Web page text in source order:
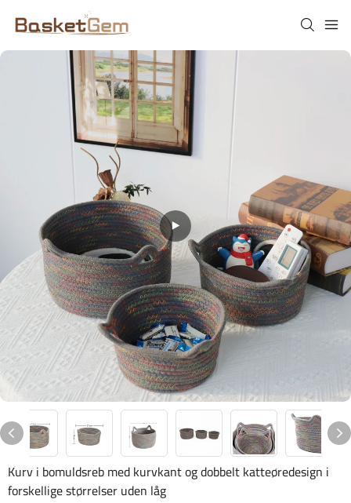
Kurv i bomuldsreb med kurvkant og dobbelt katteøredesign i
forskellige størrelser uden låg